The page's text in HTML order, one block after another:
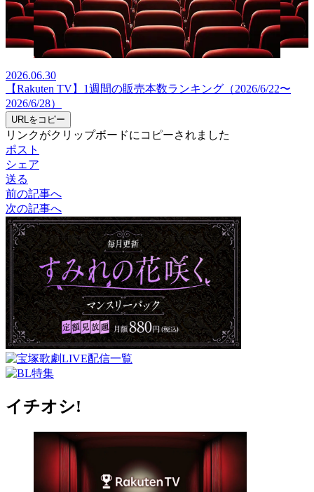
2026.06.30
【Rakuten TV】1週間の販売本数ランキング（2026/6/22〜
2026/6/28）
URLをコピー
リンクがクリップボードにコピーされました
ポスト
シェア
送る
前の記事へ
次の記事へ
イチオシ!